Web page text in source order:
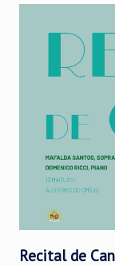
Recital de